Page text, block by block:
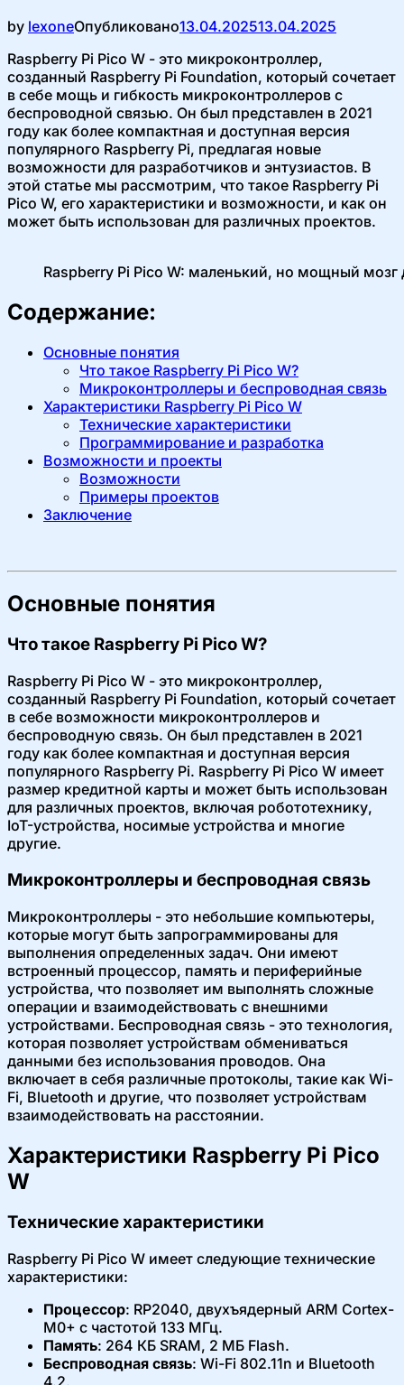
by lexoneОпубликовано13.04.202513.04.2025
Raspberry Pi Pico W - это микроконтроллер,
созданный Raspberry Pi Foundation, который сочетает
в себе мощь и гибкость микроконтроллеров с
беспроводной связью. Он был представлен в 2021
году как более компактная и доступная версия
популярного Raspberry Pi, предлагая новые
возможности для разработчиков и энтузиастов. В
этой статье мы рассмотрим, что такое Raspberry Pi
Pico W, его характеристики и возможности, и как он
может быть использован для различных проектов.
Raspberry Pi Pico W: маленький, но мощный мозг
Содержание:
Основные понятия
Что такое Raspberry Pi Pico W?
Микроконтроллеры и беспроводная связь
Характеристики Raspberry Pi Pico W
Технические характеристики
Программирование и разработка
Возможности и проекты
Возможности
Примеры проектов
Заключение
Основные понятия
Что такое Raspberry Pi Pico W?
Raspberry Pi Pico W - это микроконтроллер,
созданный Raspberry Pi Foundation, который сочетает
в себе возможности микроконтроллеров и
беспроводную связь. Он был представлен в 2021
году как более компактная и доступная версия
популярного Raspberry Pi. Raspberry Pi Pico W имеет
размер кредитной карты и может быть использован
для различных проектов, включая робототехнику,
IoT-устройства, носимые устройства и многие
другие.
Микроконтроллеры и беспроводная связь
Микроконтроллеры - это небольшие компьютеры,
которые могут быть запрограммированы для
выполнения определенных задач. Они имеют
встроенный процессор, память и периферийные
устройства, что позволяет им выполнять сложные
операции и взаимодействовать с внешними
устройствами. Беспроводная связь - это технология,
которая позволяет устройствам обмениваться
данными без использования проводов. Она
включает в себя различные протоколы, такие как Wi-
Fi, Bluetooth и другие, что позволяет устройствам
взаимодействовать на расстоянии.
Характеристики Raspberry Pi Pico
W
Технические характеристики
Raspberry Pi Pico W имеет следующие технические
характеристики:
Процессор: RP2040, двухъядерный ARM Cortex-
M0+ с частотой 133 МГц.
Память: 264 КБ SRAM, 2 МБ Flash.
Беспроводная связь: Wi-Fi 802.11n и Bluetooth